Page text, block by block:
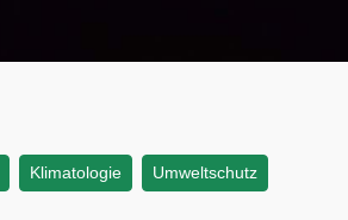
Klimatologie Umweltschutz